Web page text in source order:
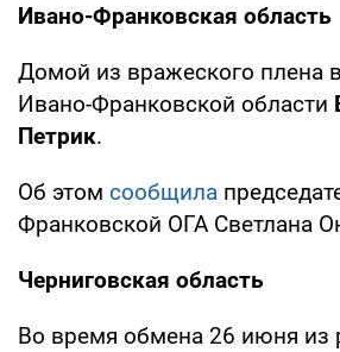
Ивано-Франковская область
Домой из вражеского плена
Ивано-Франковской области
Петрик.
Об этом сообщила
Франковской ОГА Светлана
Черниговская область
Во время обмена 26 июня из